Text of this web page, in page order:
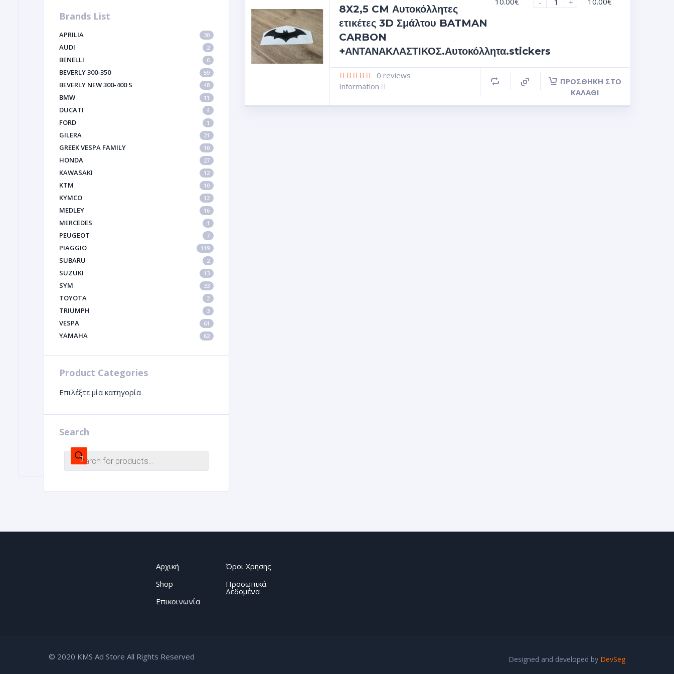
Brands List
APRILIA 30
AUDI 2
BENELLI 6
BEVERLY 300-350 59
BEVERLY NEW 300-400 S 48
BMW 11
DUCATI 4
FORD 1
GILERA 21
GREEK VESPA FAMILY 10
HONDA 27
KAWASAKI 12
KTM 10
KYMCO 12
MEDLEY 16
MERCEDES 1
PEUGEOT 7
PIAGGIO 119
SUBARU 2
SUZUKI 13
SYM 33
TOYOTA 2
TRIUMPH 3
VESPA 61
YAMAHA 62
Product Categories
Επιλέξτε μία κατηγορία
Search
8X2,5 CM Αυτοκόλλητες
ετικέτες 3D Σμάλτου BATMAN
CARBON
+ΑΝΤΑΝΑΚΛΑΣΤΙΚΟΣ.Αυτοκόλλητα.stickers
0 reviews
Information
ΠΡΟΣΘΉΚΗ ΣΤΟ
ΚΑΛΆΘΙ
Αρχική
Shop
Επικοινωνία
Όροι Χρήσης
Προσωπικά
Δεδομένα
© 2020 KMS Ad Store All Rights Reserved Designed and developed by DevSeg